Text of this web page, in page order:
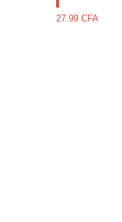
27.99 CFA